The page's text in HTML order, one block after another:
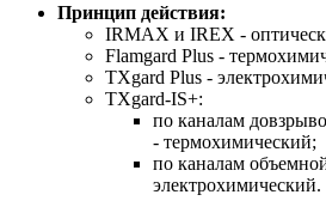
Принцип действия:
IRMAX и IREX -
Flamgard Plus -
TXgard Plus -
TXgard-IS+:
по каналам
- термохимический;
по каналам
электрохимический.